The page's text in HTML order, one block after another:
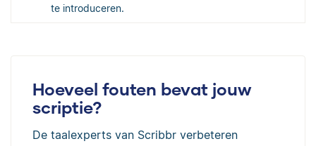
te introduceren.
Hoeveel fouten bevat jouw
scriptie?
De taalexperts van Scribbr verbeteren